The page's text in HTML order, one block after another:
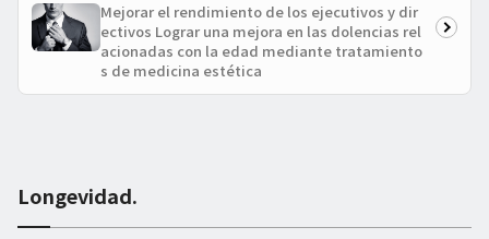
Mejorar el rendimiento de los ejecutivos y dir
ectivos Lograr una mejora en las dolencias rel
acionadas con la edad mediante tratamiento
s de medicina estética
Longevidad.